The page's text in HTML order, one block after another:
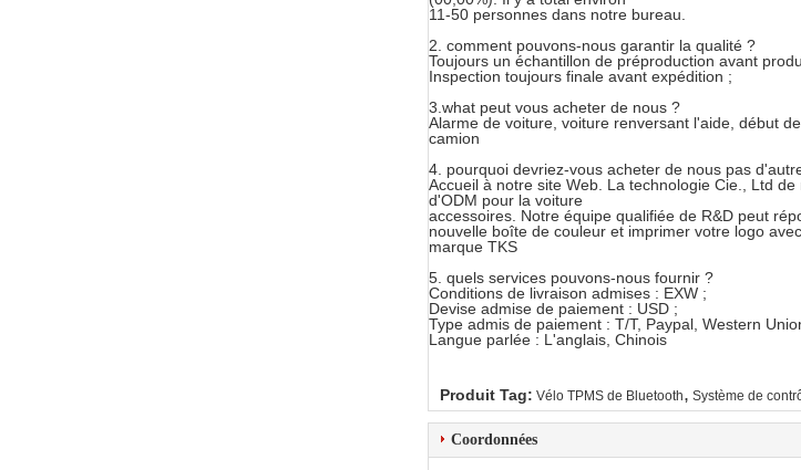
11-50 personnes dans notre bureau.
2. comment pouvons-nous garantir la qualité ?
Toujours un échantillon de préproduction avant
Inspection toujours finale avant expédition ;
3.what peut vous acheter de nous ?
Alarme de voiture, voiture renversant l'aide, début
camion
4. pourquoi devriez-vous acheter de nous pas
Accueil à notre site Web. La technologie Cie., Ltd
d'ODM pour la voiture
accessoires. Notre équipe qualifiée de R&D peut
nouvelle boîte de couleur et imprimer votre logo
marque TKS
5. quels services pouvons-nous fournir ?
Conditions de livraison admises : EXW ;
Devise admise de paiement : USD ;
Type admis de paiement : T/T, Paypal, Western
Langue parlée : L'anglais, Chinois
Produit Tag: Vélo TPMS de Bluetooth, Système de
Coordonnées